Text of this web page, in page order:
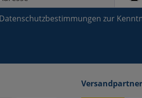
Datenschutzbestimmungen zur
Versandpartner